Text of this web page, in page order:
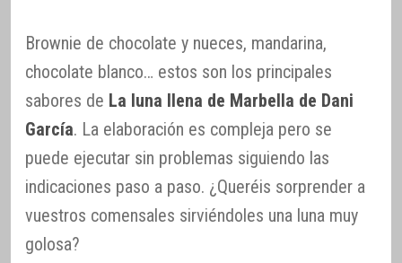
Brownie de chocolate y nueces, mandarina,
chocolate blanco… estos son los principales
sabores de La luna llena de Marbella de Dani
García. La elaboración es compleja pero se
puede ejecutar sin problemas siguiendo las
indicaciones paso a paso. ¿Queréis sorprender a
vuestros comensales sirviéndoles una luna muy
golosa?